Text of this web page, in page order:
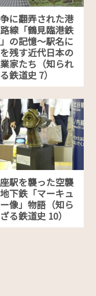
に翻弄された港
線「鶴見臨港鉄
の記憶～駅名に
残す近代日本の
家たち（知られ
鉄道史 7）
駅を襲った空襲
下鉄「マーキュ
像」物語（知ら
る鉄道史 10）